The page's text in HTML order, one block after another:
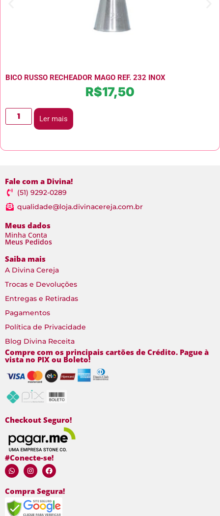
BICO RUSSO RECHEADOR MAGO REF. 232 INOX
R$17,50
Ler mais
Fale com a Divina!
(51) 9292-0289
qualidade@loja.divinacereja.com.br
Meus dados
Minha Conta
Meus Pedidos
Saiba mais
A Divina Cereja
Trocas e Devoluções
Entregas e Retiradas
Pagamentos
Política de Privacidade
Blog Divina Receita
Compre com os principais cartões de Crédito. Pague à
vista no PIX ou Boleto!
Checkout Seguro!
#Conecte-se!
Compra Segura!